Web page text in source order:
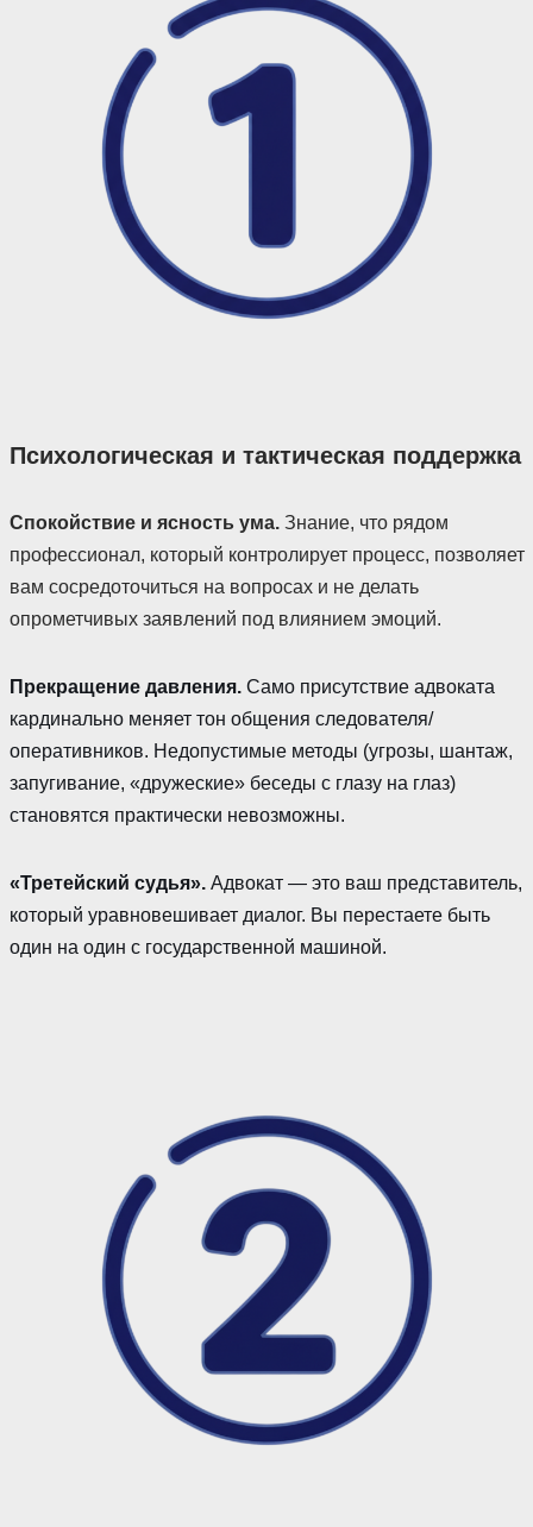
Психологическая и тактическая поддержка
Спокойствие и ясность ума.Знание, что рядом
профессионал, который контролирует процесс, позволяет
вам сосредоточиться на вопросах и не делать
опрометчивых заявлений под влиянием эмоций.
Прекращение давления.Само присутствие адвоката
кардинально меняет тон общения следователя/
оперативников. Недопустимые методы (угрозы, шантаж,
запугивание, «дружеские» беседы с глазу на глаз)
становятся практически невозможны.
«Третейский судья».Адвокат — это ваш представитель,
который уравновешивает диалог. Вы перестаете быть
один на один с государственной машиной.